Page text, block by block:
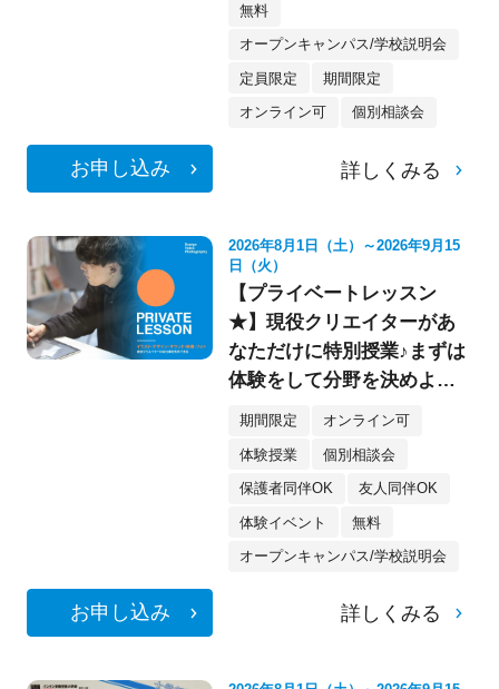
無料
オープンキャンパス/学校説明会
定員限定 期間限定
オンライン可 個別相談会
お申し込み 詳しくみる
2026年8月1日（土）～2026年9月15
日（火）
【プライベートレッスン
★】現役クリエイターがあ
なただけに特別授業♪まずは
体験をして分野を決めよ
う！《デザイン・イラス
期間限定 オンライン可
体験授業 個別相談会
保護者同伴OK 友人同伴OK
体験イベント 無料
オープンキャンパス/学校説明会
お申し込み 詳しくみる